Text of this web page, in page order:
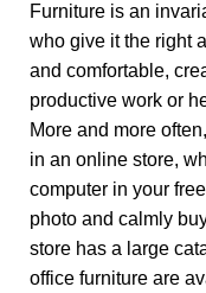
Furniture is an
who give it the right
and comfortable,
productive work or
More and more
in an online store,
computer in your
photo and calmly
store has a large
office furniture are